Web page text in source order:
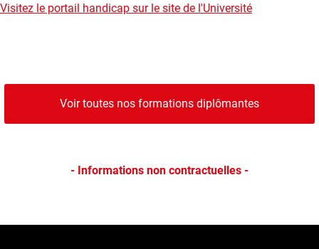
Visitez le portail handicap sur le site de l'Université
Voir toutes nos formations diplômantes
- Informations non contractuelles -